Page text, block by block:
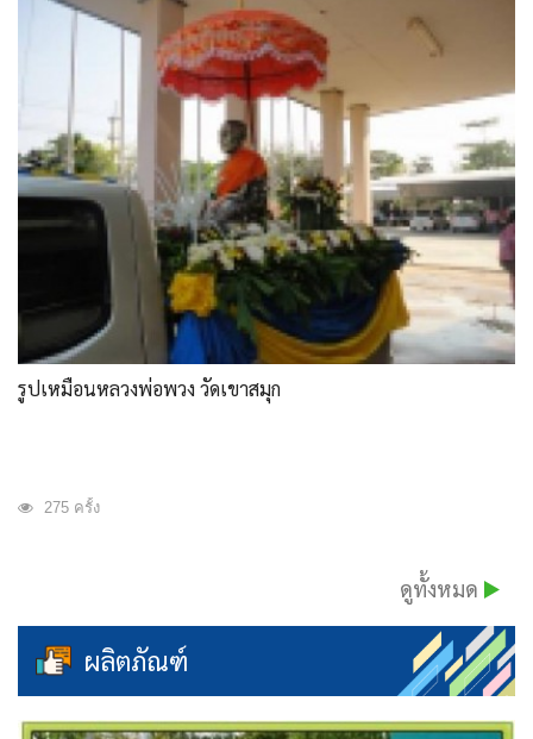
รูปเหมือนหลวงพ่อพวง วัดเขาสมุก
275 ครั้ง
ดูทั้งหมด
ผลิตภัณฑ์